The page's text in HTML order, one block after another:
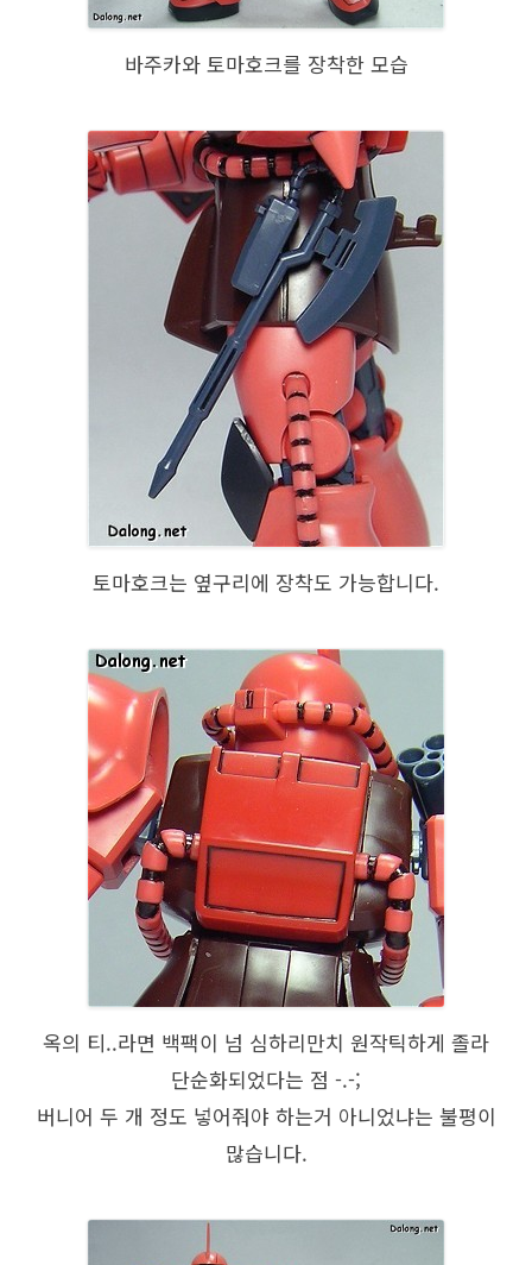
바주카와 토마호크를 장착한 모습
토마호크는 옆구리에 장착도 가능합니다.
옥의 티..라면 백팩이 넘 심하리만치 원작틱하게 졸라
단순화되었다는 점 -.-;
버니어 두 개 정도 넣어줘야 하는거 아니었냐는 불평이
많습니다.